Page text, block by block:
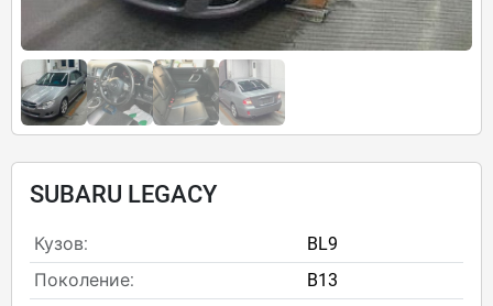
SUBARU LEGACY
Кузов:
BL9
Поколение:
B13